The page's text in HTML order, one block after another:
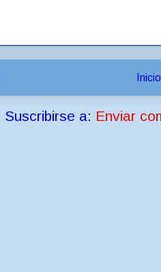
Inicio
Suscribirse a: Enviar